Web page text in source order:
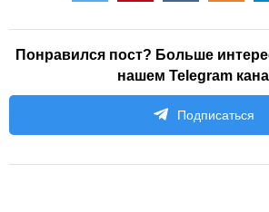
Понравился пост? Больше
нашем Telegram
Подписаться